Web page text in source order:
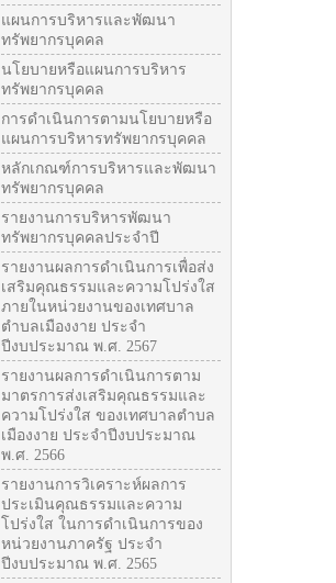
แผนการบริหารและพัฒนา
ทรัพยากรบุคคล
นโยบายหรือแผนการบริหาร
ทรัพยากรบุคคล
การดำเนินการตามนโยบายหรือ
แผนการบริหารทรัพยากรบุคคล
หลักเกณฑ์การบริหารและพัฒนา
ทรัพยากรบุคคล
รายงานการบริหารพัฒนา
ทรัพยากรบุคคลประจำปี
รายงานผลการดำเนินการเพื่อส่ง
เสริมคุณธรรมและความโปร่งใส
ภายในหน่วยงานของเทศบาล
ตำบลเมืองงาย ประจำ
ปีงบประมาณ พ.ศ. 2567
รายงานผลการดำเนินการตาม
มาตรการส่งเสริมคุณธรรมและ
ความโปร่งใส ของเทศบาลตำบล
เมืองงาย ประจำปีงบประมาณ
พ.ศ. 2566
รายงานการวิเคราะห์ผลการ
ประเมินคุณธรรมและความ
โปร่งใส ในการดำเนินการของ
หน่วยงานภาครัฐ ประจำ
ปีงบประมาณ พ.ศ. 2565